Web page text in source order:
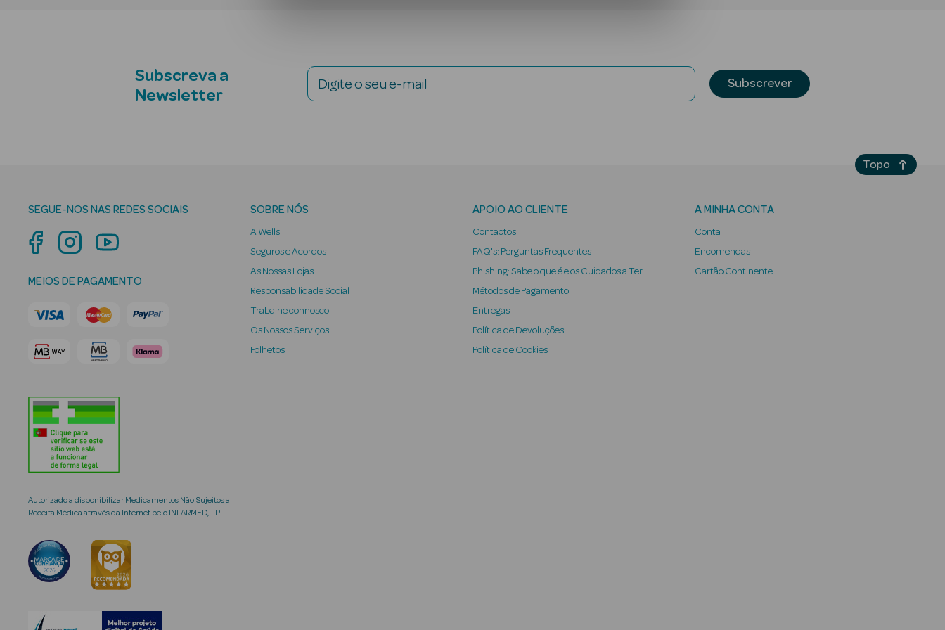
Subscreva a
Newsletter
Digite o seu e-mail Subscrever
SEGUE-NOS NAS REDES SOCIAIS
MEIOS DE PAGAMENTO
Autorizado a disponibilizar Medicamentos Não Sujeitos a
Receita Médica através da Internet pelo INFARMED, I.P.
SOBRE NÓS
A Wells
Seguros e Acordos
As Nossas Lojas
Responsabilidade Social
Trabalhe connosco
Os Nossos Serviços
Folhetos
APOIO AO CLIENTE
Contactos
FAQ's: Perguntas Frequentes
Phishing: Sabe o que é e os Cuidados a Ter
Métodos de Pagamento
Entregas
Política de Devoluções
Política de Cookies
A MINHA CONTA
Conta
Encomendas
Cartão Continente
Topo